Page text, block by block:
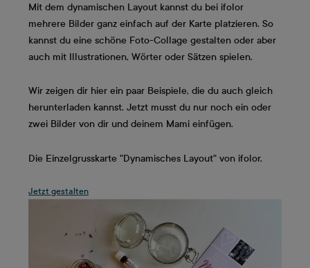
Mit dem dynamischen Layout kannst du bei ifolor
mehrere Bilder ganz einfach auf der Karte platzieren. So
kannst du eine schöne Foto-Collage gestalten oder aber
auch mit Illustrationen, Wörter oder Sätzen spielen.
Wir zeigen dir hier ein paar Beispiele, die du auch gleich
herunterladen kannst. Jetzt musst du nur noch ein oder
zwei Bilder von dir und deinem Mami einfügen.
Die Einzelgrusskarte "Dynamisches Layout" von ifolor.
Jetzt gestalten